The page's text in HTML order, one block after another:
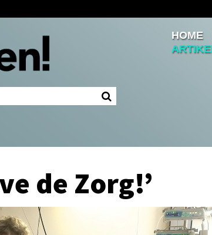
Inloggen
Ingelogd blijven
HOME
de Zorg!’